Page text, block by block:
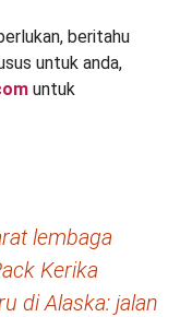
beritahu
untuk anda,
untuk
lembaga
Kerika
di Alaska: jalan